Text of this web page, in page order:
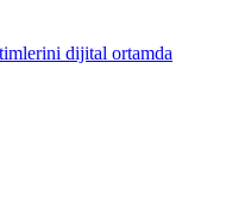
dijital ortamda